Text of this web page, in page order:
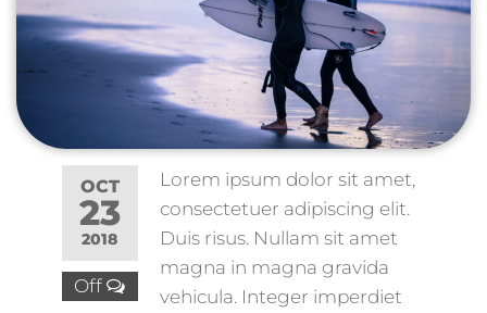
OCT
23
2018
Off
Lorem ipsum dolor sit amet,
consectetuer adipiscing elit.
Duis risus. Nullam sit amet
magna in magna gravida
vehicula. Integer imperdiet